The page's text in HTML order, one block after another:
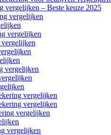
vergelijken – Beste keuze 2025
vergelijken
vergelijken
vergelijken
vergelijken
vergelijken
vergelijken
vergelijken